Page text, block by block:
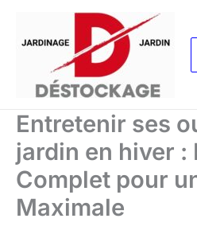
contenu
Entretenir ses
jardin en hiver :
Complet pour
Maximale